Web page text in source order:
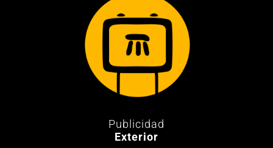
Publicidad
Exterior